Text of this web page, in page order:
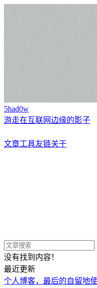
5had0w
游走在互联网边缘的影子
文章工具友链关于
没有找到内容！
最近更新
个人博客，最后的自留地